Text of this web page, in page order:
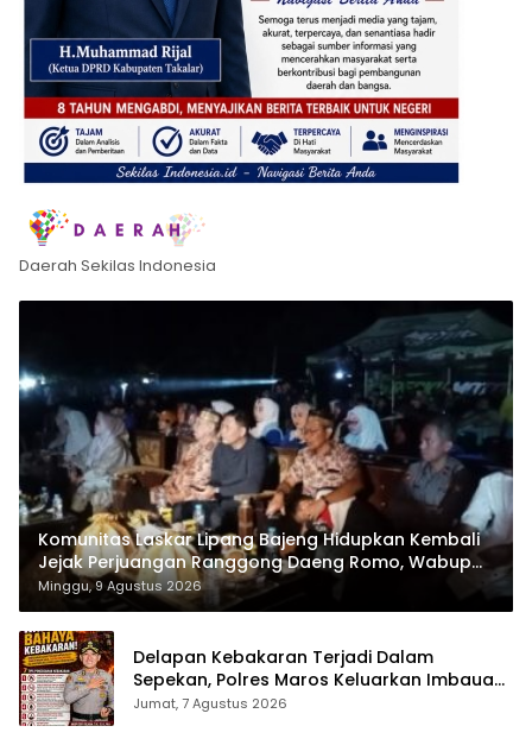
Daerah Sekilas Indonesia
Komunitas Laskar Lipang Bajeng Hidupkan Kembali
Jejak Perjuangan Ranggong Daeng Romo, Wabup
Takalar: Apresiasi Bahwa Sejarah Adalah Warisan
yang Tak Ternilai”.
Minggu, 9 Agustus 2026
Delapan Kebakaran Terjadi Dalam
Sepekan, Polres Maros Keluarkan Imbauan
kepada Masyarakat
Jumat, 7 Agustus 2026